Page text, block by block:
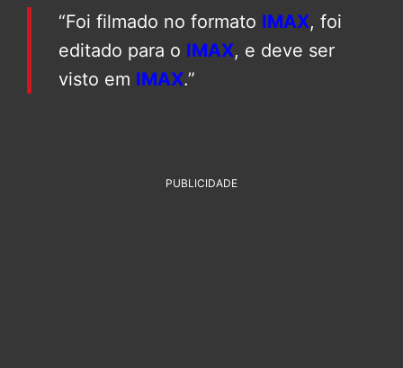
“Foi filmado no formato IMAX, foi
editado para o IMAX, e deve ser
visto em IMAX.”
PUBLICIDADE